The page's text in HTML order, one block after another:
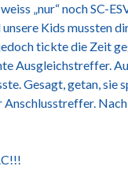
„nur“ noch SC-
Kids mussten
tickte die Zeit
Ausgleichstreffer.
Gesagt, getan, sie
Anschlusstreffer.